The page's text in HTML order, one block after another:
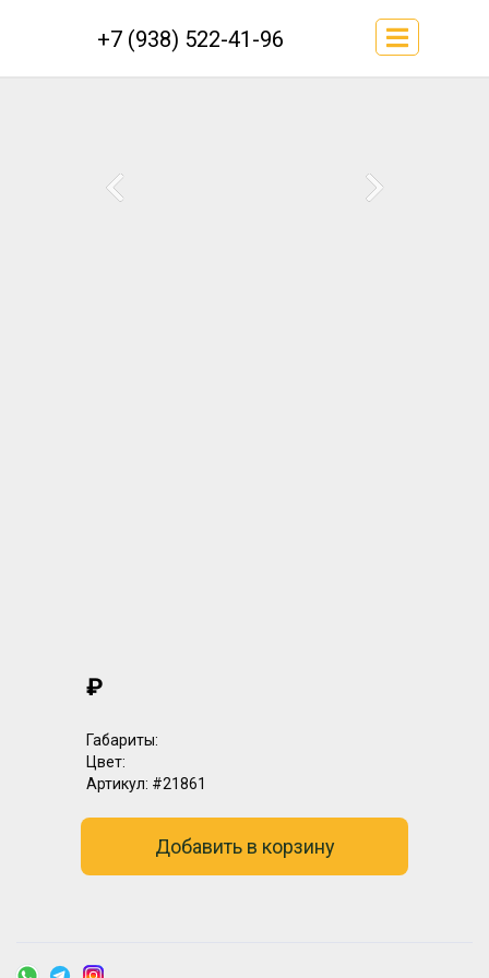
+7 (938) 522-41-96
₽
Габариты:
Цвет:
Артикул: #21861
Добавить в корзину